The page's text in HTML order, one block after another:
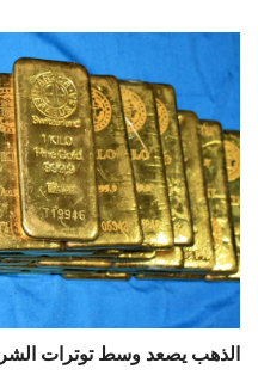
الذهب يصعد وسط توترات